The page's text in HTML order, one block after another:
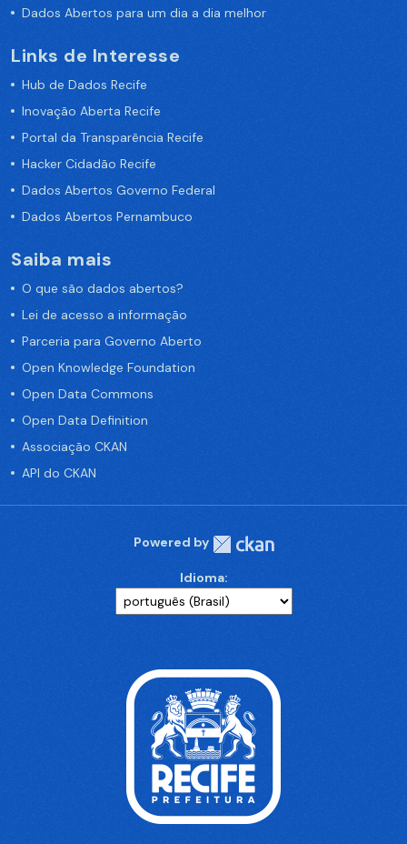
Dados Abertos para um dia a dia melhor
Links de Interesse
Hub de Dados Recife
Inovação Aberta Recife
Portal da Transparência Recife
Hacker Cidadão Recife
Dados Abertos Governo Federal
Dados Abertos Pernambuco
Saiba mais
O que são dados abertos?
Lei de acesso a informação
Parceria para Governo Aberto
Open Knowledge Foundation
Open Data Commons
Open Data Definition
Associação CKAN
API do CKAN
Powered by
Idioma